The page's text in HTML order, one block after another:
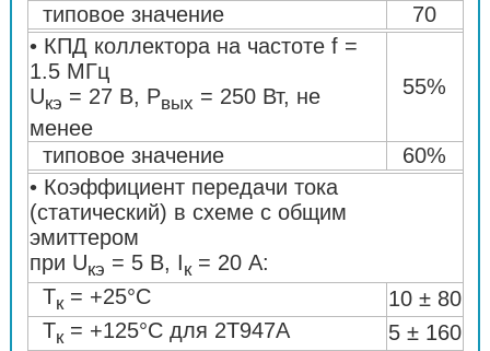
типовое значение
70
• КПД коллектора на частоте f =
1.5 МГц
Uкэ = 27 В, Pвых = 250 Вт, не
менее
55%
типовое значение
60%
• Коэффициент передачи тока
(статический) в схеме с общим
эмиттером
при Uкэ = 5 В, Iк= 20 А:
Тк= +25°C
10 ± 80
Тк= +125°C для 2Т947А
5 ± 160